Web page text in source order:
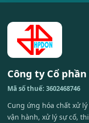
Công ty Cổ
Mã số thuế: 3602468746
Cung ứng hóa chất xử
vận hành, xử lý sự cố,